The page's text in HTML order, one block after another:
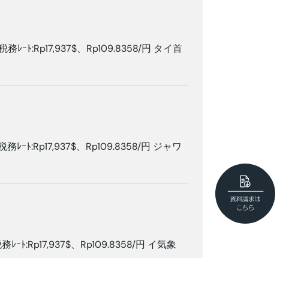
ﾚｰﾄ:Rp17,937$、Rp109.8358/円 タイ首
ｰﾄ:Rp17,937$、Rp109.8358/円 ジャワ
ｰﾄ:Rp17,937$、Rp109.8358/円 イ気象